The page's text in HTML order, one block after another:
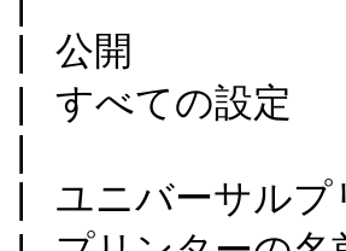
| 公開         |
| すべての設定
| ユニバーサル